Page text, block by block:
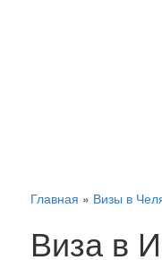
Главная » Визы в
Виза в